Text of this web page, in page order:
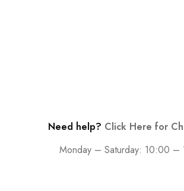
Need help? Click Here for
Monday – Saturday: 10:00 –